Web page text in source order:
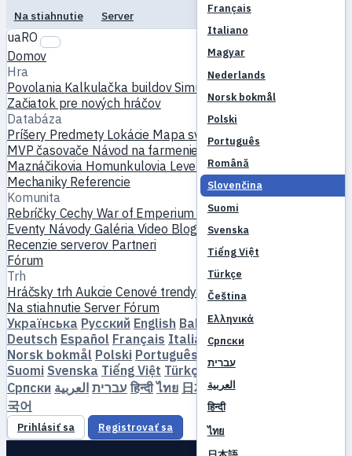
Français
Italiano
Magyar
Nederlands
Norsk bokmål
Polski
Português
Română
Slovenčina
Suomi
Svenska
Tiếng Việt
Türkçe
Čeština
Ελληνικά
Српски
עברית
العربية
हिन्दी
ไทย
Na stiahnutie
Server
uaRO
Domov
Hra
Povolania Kalkulačka buildovSimulátor skillov
Začiatok pre nových hráčov
Databáza
Príšery Predmety Lokácie Mapa sveta
Databáza skillov
MVP časovače Návod na farmenie
Výroba a kovanie
Maznáčikovia Homunkulovia LevelovaniePorovnať
Mechaniky Referencie
Komunita
Rebríčky Cechy War of Emperium Profily hráčov
Eventy Návody Galéria Video Blogy KlubyKatalóg serverov
Recenzie serverov Partneri
Fórum
Trh
Hráčsky trhAukcie Cenové trendy
Ekonomika
Na stiahnutie Server Fórum
Українська Русский English Bahasa Indonesia
Deutsch Español Français Italiano Magyar
Norsk bokmål Polski Português
Suomi Svenska Tiếng Việt Türkçe Čeština
Српски
עברית العربية हिन्दी ไทย 日本語 简体中文
국어
Prihlásiť sa Registrovať sa